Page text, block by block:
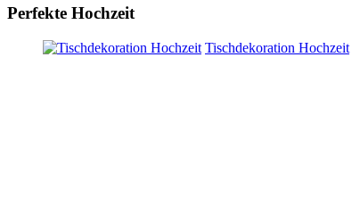
Perfekte Hochzeit
Tischdekoration Hochzeit